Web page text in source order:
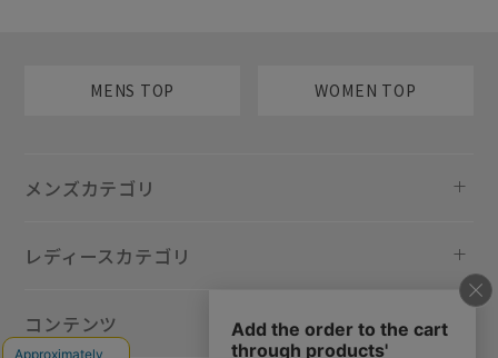
MENS TOP WOMEN TOP
メンズカテゴリ
レディースカテゴリ
コンテンツ